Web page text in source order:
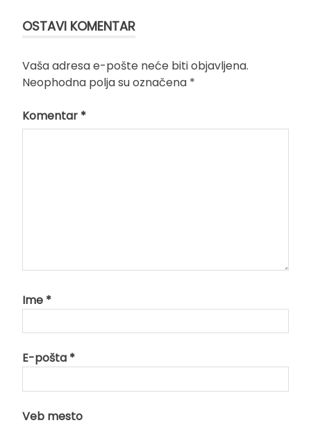
OSTAVI KOMENTAR
Vaša adresa e-pošte neće biti objavljena.
Neophodna polja su označena *
Komentar *
Ime *
E-pošta *
Veb mesto